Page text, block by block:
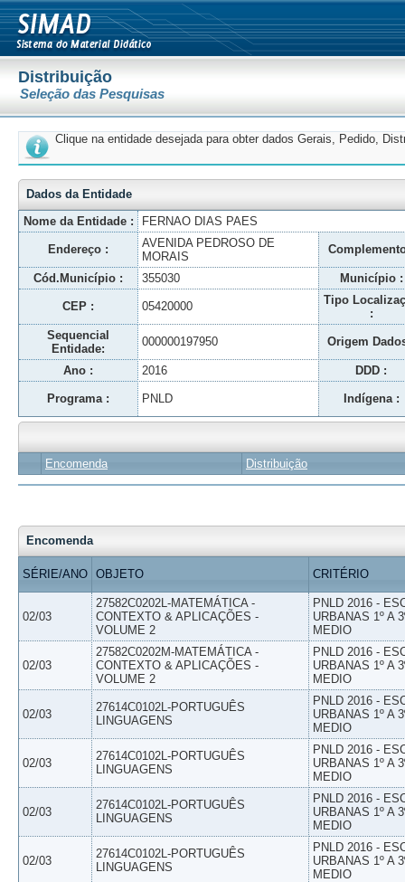
Distribuição
Seleção das Pesquisas
Clique na entidade desejada para obter dados Gerais, Pedido,
Dados da Entidade
Nome da Entidade :
FERNAO DIAS PAES
Endereço :
AVENIDA PEDROSO DE
MORAIS
Cód.Município : 355030 Município :
CEP : 05420000
Tipo
:
Sequencial
Entidade:
000000197950 Origem
Ano : 2016 DDD :
Programa : PNLD Indígena :
Encomenda Distribuição
Encomenda
SÉRIE/ANO OBJETO CRITÉRIO
02/03
27582C0202L-MATEMÁTICA -
CONTEXTO & APLICAÇÕES -
VOLUME 2
PNLD 2016 -
URBANAS 1º A
MEDIO
02/03
27582C0202M-MATEMÁTICA -
CONTEXTO & APLICAÇÕES -
VOLUME 2
PNLD 2016 -
URBANAS 1º A
MEDIO
02/03
27614C0102L-PORTUGUÊS
LINGUAGENS
PNLD 2016 -
URBANAS 1º A
MEDIO
02/03
27614C0102L-PORTUGUÊS
LINGUAGENS
PNLD 2016 -
URBANAS 1º A
MEDIO
02/03
27614C0102L-PORTUGUÊS
LINGUAGENS
PNLD 2016 -
URBANAS 1º A
MEDIO
02/03
27614C0102L-PORTUGUÊS
LINGUAGENS
PNLD 2016 -
URBANAS 1º A
MEDIO